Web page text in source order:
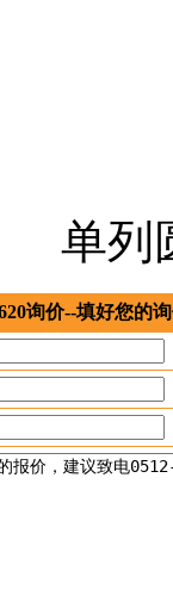
单列
询价--填好您的